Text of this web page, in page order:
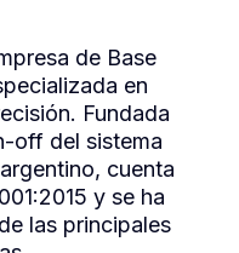
de Base
en
Fundada
off del sistema
cuenta
y se ha
las principales